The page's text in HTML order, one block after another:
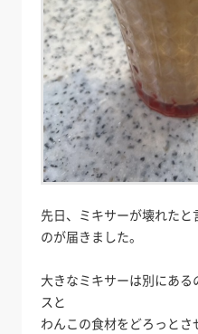
先日、ミキサーが壊れた
のが届きました。
大きなミキサーは別にあ
スと
わんこの食材をどろっと